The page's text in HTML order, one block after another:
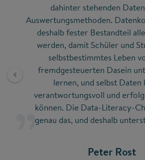
dahinter stehenden
Auswertungsmethoden.
deshalb fester Bestandteil
werden, damit Schüler und
selbstbestimmtes Leben
fremdgesteuerten Dasein
lernen, und selbst Daten
verantwortungsvoll und
können. Die Data-Literacy-
genau das, und deshalb
Peter Rost